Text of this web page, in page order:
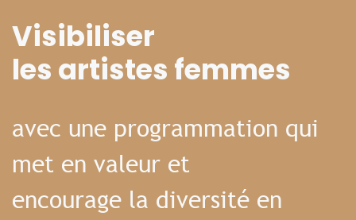
Visibiliser
les artistes femmes
avec une programmation qui
met en valeur et
encourage la diversité en